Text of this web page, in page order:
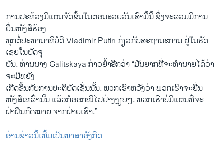
ການ​ປະ​ທ້ວງ​ມີ​ແຜນ​ຈັດ​ຂຶ້ນໃນ​ຕອນສວຍ​ວັນ​ເສົາ​ມື້​ນີ້ ຊຶ່ງຈະລວມມີ​ການ​
ຍື່ນ​ໜັງສືຮ້ອງ
ທຸກຕໍ່​ປະທານາທິບໍດີ Vladimir Putin ກ່ຽວ​ກັບ​ສະຖານະ​ການ ຢູ່ໃນຣັດ​
ເຊຍ​ໃນ​ປັດຈຸ
ບັນ. ທ່ານ​ນາງ Galitskaya ກ່າວ​ຢໍ້າອີກວ່າ “ມັນ​ຍາກ​ທີ່​ຈະ​ທຳນາຍໄດ້ວ່າ
ຈະ​ມີ​ຫຍັງ
​ເກີດ​ຂຶ້ນ​ກັບ​ການ​ປະ​ຕິ​ບັດ​ເຊັ່ນ​ນັ້ນ. ພວກ​ເຮົາ​ຫວັງ​ວ່າ ພວກ​ເຮົາຈະ​ຍື່ນ​
ໜັງສືເຫລົ່ານັ້ນ ແລ້ວກໍອອກ​ໜີ​ໄປ​ຢ່າງ​ງຽບໆ. ພວກ​ເຮົາ​ບໍ່​ມີ​ແຜນ​ທີ່​ຈະ​
ຝ່າຝືນ​ກົດໝາຍ ຈາກ​ຝ່າຍ​ເຮົາ​.”
ອ່ານຂ່າວນີ້ເພີ້ມເປັນພາສາອັງກິດ